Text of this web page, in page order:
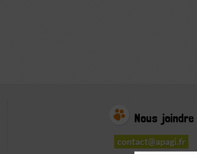
Nous joindre
contact@apagi.fr